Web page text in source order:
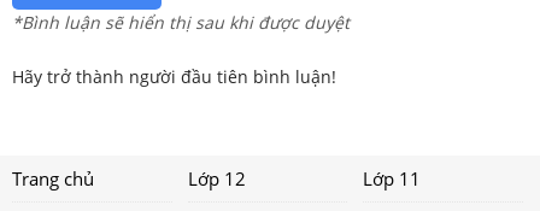
*Bình luận sẽ hiển thị sau khi được duyệt
Hãy trở thành người đầu tiên bình luận!
Trang chủ Lớp 12
Lớp 11